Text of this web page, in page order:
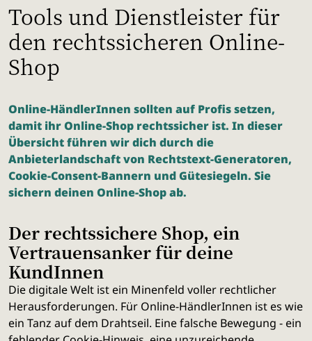
Tools und Dienstleister für
den rechtssicheren Online-
Shop
Online-HändlerInnen sollten auf Profis setzen,
damit ihr Online-Shop rechtssicher ist. In dieser
Übersicht führen wir dich durch die
Anbieterlandschaft von Rechtstext-Generatoren,
Cookie-Consent-Bannern und Gütesiegeln. Sie
sichern deinen Online-Shop ab.
Der rechtssichere Shop, ein
Vertrauensanker für deine
KundInnen
Die digitale Welt ist ein Minenfeld voller rechtlicher
Herausforderungen. Für Online-HändlerInnen ist es wie
ein Tanz auf dem Drahtseil. Eine falsche Bewegung - ein